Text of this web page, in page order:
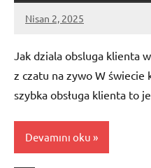
Nisan 2, 2025
admin
Jak dziala obsluga klienta
z czatu na zywo W świecie
szybka obsługa klienta to
Devamını oku